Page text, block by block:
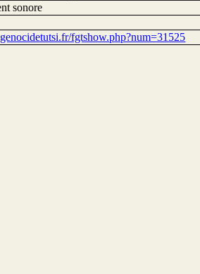
sonore
fgtshow.php?num=31525